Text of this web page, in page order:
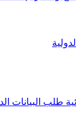
طلب البيانات